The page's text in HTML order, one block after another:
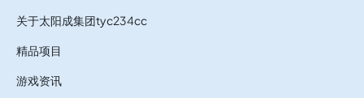
关于太阳成集团tyc234cc
精品项目
游戏资讯